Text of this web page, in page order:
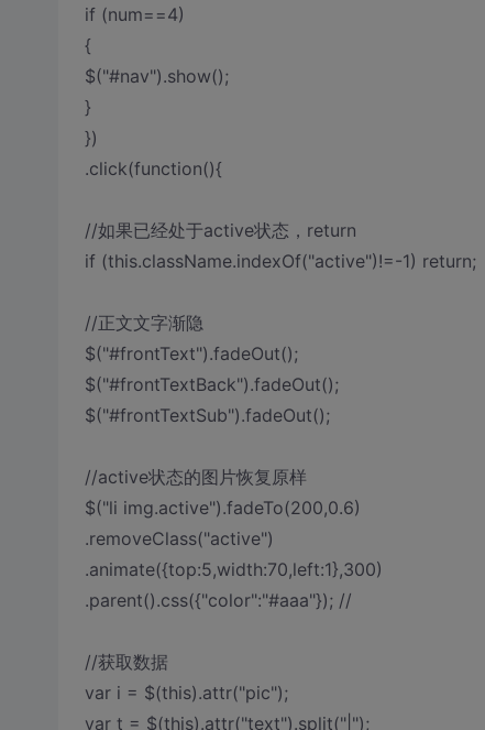
if (num==4)
{
$("#nav").show();
}
})
.click(function(){
//如果已经处于active状态，return
if (this.className.indexOf("active")!=-1) return;
//正文文字渐隐
$("#frontText").fadeOut();
$("#frontTextBack").fadeOut();
$("#frontTextSub").fadeOut();
//active状态的图片恢复原样
$("li img.active").fadeTo(200,0.6)
.removeClass("active")
.animate({top:5,width:70,left:1},300)
.parent().css({"color":"#aaa"}); //
//获取数据
var i = $(this).attr("pic");
var t = $(this).attr("text").split("|");